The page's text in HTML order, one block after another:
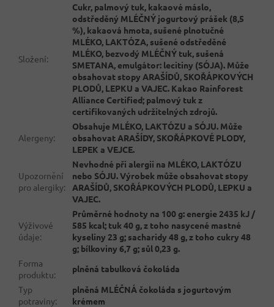
Složení:
Cukr, palmový tuk, kakaové máslo,
odstředěný MLÉČNÝ jogurtový prášek (8,5
%), kakaová hmota, sušené plnotučné
MLÉKO, LAKTÓZA, sušené odstředěné
MLÉKO, bezvodý MLÉČNÝ tuk, sušená
SMETANA, emulgátor: lecitiny (SÓJA). Může
obsahovat stopy ARAŠÍDŮ, SKOŘÁPKOVÝCH
PLODŮ, LEPKU a VAJEC. Kakao Rainforest
Alliance Certified; palmový tuk z
certifikovaných udržitelných zdrojů.
Alergeny:
Obsahuje MLÉKO, LAKTÓZU a SÓJU. Může
obsahovat ARAŠÍDY, SKOŘÁPKOVÉ PLODY,
LEPEK a VEJCE.
Upozornění
pro alergiky:
Nevhodné při alergii na MLÉKO, LAKTÓZU
nebo SÓJU. Výrobek může obsahovat stopy
ARAŠÍDŮ, SKOŘÁPKOVÝCH PLODŮ, LEPKU a
VAJEC.
Výživové
údaje:
Průměrné hodnoty na 100 g: energie 2435 kJ /
585 kcal; tuk 40 g, z toho nasycené mastné
kyseliny 23 g; sacharidy 48 g, z toho cukry 48
g; bílkoviny 6,7 g; sůl 0,23 g.
Forma
produktu:
plněná tabulková čokoláda
Typ
potraviny:
plněná MLÉČNÁ čokoláda s jogurtovým
krémem